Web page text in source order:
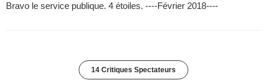
Bravo le service publique. 4 étoiles. ----Février 2018----
14 Critiques Spectateurs